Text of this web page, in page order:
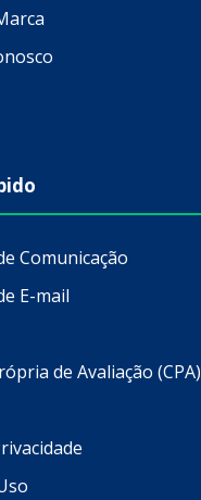
Comunicação
E-mail
de Avaliação (CPA)